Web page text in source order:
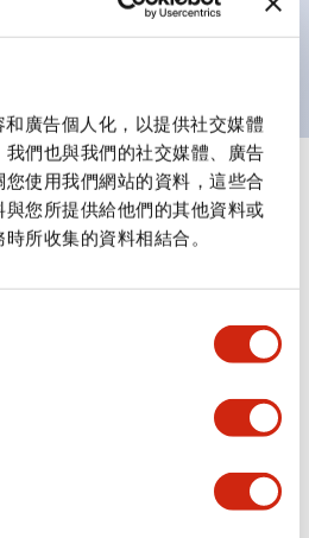
廣告個人化，以提供社交媒體
們也與我們的社交媒體、廣告
使用我們網站的資料，這些合
您所提供給他們的其他資料或
所收集的資料相結合。
性的彈子鎖結構
顯示全部